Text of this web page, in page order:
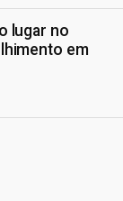
lugar no
em